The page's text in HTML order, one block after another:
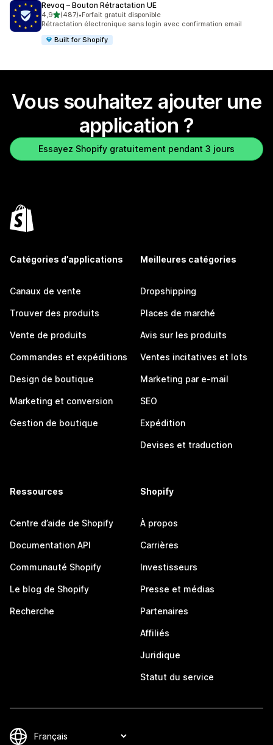
Revoq – Bouton Rétractation UE
4,9étoile(s) sur 5
(487)
487 avis au total
•Forfait gratuit disponible
Rétractation électronique sans login avec confirmation email
Built for Shopify
Vous souhaitez ajouter une
application ?
Essayez Shopify gratuitement pendant 3 jours
Catégories d’applications
Canaux de vente
Trouver des produits
Vente de produits
Commandes et expéditions
Design de boutique
Marketing et conversion
Gestion de boutique
Meilleures catégories
Dropshipping
Places de marché
Avis sur les produits
Ventes incitatives et lots
Marketing par e-mail
SEO
Expédition
Devises et traduction
Ressources
Centre d’aide de Shopify
Documentation API
Communauté Shopify
Le blog de Shopify
Recherche
Shopify
À propos
Carrières
Investisseurs
Presse et médias
Partenaires
Affiliés
Juridique
Statut du service